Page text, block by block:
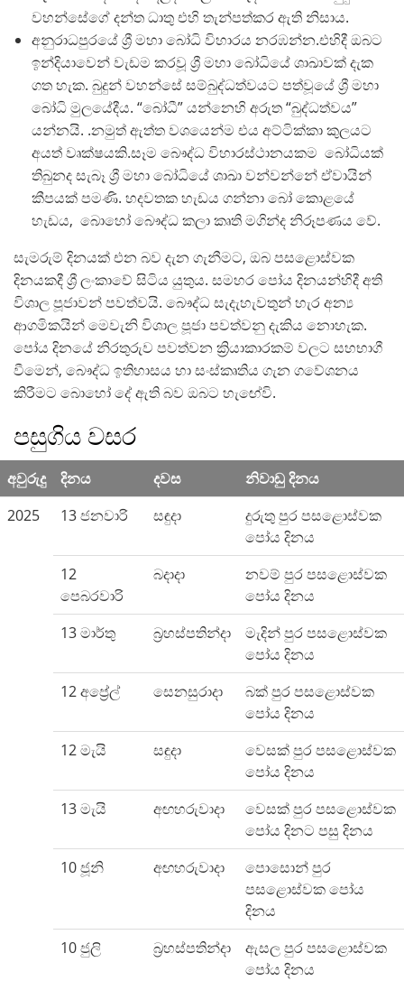
වහන්සේගේ දන්ත ධාතු එහි තැන්පත්කර ඇති නිසාය.
අනුරාධපුරයේ ශ්‍රී මහා බෝධි විහාරය නරඹන්න.එහිදී ඔබට
ඉන්දියාවෙන් වැඩම කරවූ ශ්‍රී මහා බෝධියේ ශාඛාවක් දැක
ගත හැක. බුදුන් වහන්සේ සම්බුද්ධත්වයට පත්වූයේ ශ්‍රී මහා
බෝධි මුලයේදීය. “බෝධී” යන්නෙහි අරුත “බුද්ධත්වය”
යන්නයි. .නමුත් ඇත්ත වශයෙන්ම එය අට්ටික්කා කුලයට
අයත් වෘක්ෂයකි.සෑම බෞද්ධ විහාරස්ථානයකම බෝධියක්
තිබුනද සැබෑ ශ්‍රී මහා බෝධියේ ශාඛා වන්වන්නේ ඒවායින්
කීපයක් පමණි. හදවතක හැඩය ගන්නා බෝ කොළයේ
හැඩය, බොහෝ බෞද්ධ කලා කෘති මගින්ද නිරූපණය වේ.
සැමරුම් දිනයක් එන බව දැන ගැනීමට, ඔබ පසළොස්වක
දිනයකදී ශ්‍රී ලංකාවේ සිටිය යුතුය. සමහර පෝය දිනයන්හිදී අති
විශාල පූජාවන් පවත්වයි. බෞද්ධ සැදැහැවතුන් හැර අන්‍ය
ආගමිකයින් මෙවැනි විශාල පූජා පවත්වනු දැකිය නොහැක.
පෝය දිනයේ නිරතුරුව පවත්වන ක්‍රියාකාරකම් වලට සහභාගී
වීමෙන්, බෞද්ධ ඉතිහාසය හා සංස්කෘතිය ගැන ගවේශනය
කිරීමට බොහෝ දේ ඇති බව ඔබට හැඟේවි.
පසුගිය වසර
අවුරුදු දිනය දවස
නිවාඩු දිනය
2025
13 ජනවාරි සඳුදා
දුරුතු පුර පසළොස්වක
පෝය දිනය
12
පෙබරවාරි
බදාදා
නවම් පුර පසළොස්වක
පෝය දිනය
13 මාර්තු
බ්‍රහස්පතින්දා
මැදින් පුර පසළොස්වක
පෝය දිනය
12 අප්‍රේල්
සෙනසුරාදා
බක් පුර පසළොස්වක
පෝය දිනය
12 මැයි
සඳුදා
වෙසක් පුර පසළොස්වක
පෝය දිනය
13 මැයි
අඟහරුවාදා
වෙසක් පුර පසළොස්වක
පෝය දිනට පසු දිනය
10 ජූනි
අඟහරුවාදා
පොසොන් පුර
පසළොස්වක පෝය
දිනය
10 ජුලි
බ්‍රහස්පතින්දා
ඇසල පුර පසළොස්වක
පෝය දිනය